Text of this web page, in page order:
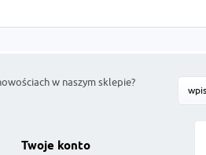
w naszym sklepie?
Twoje konto